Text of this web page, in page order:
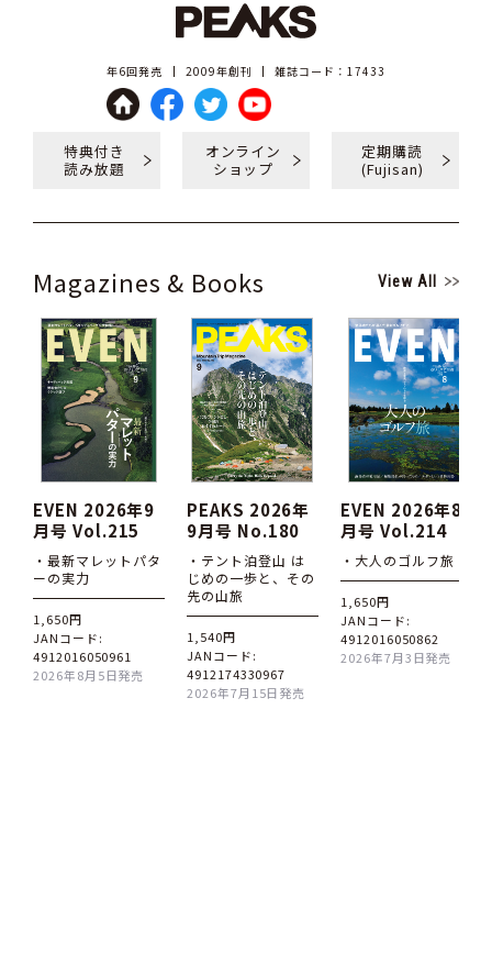
年6回発売 2009年創刊 雑誌コード：17433
特典付き
読み放題
オンライン
ショップ
定期購読
(Fujisan)
Magazines & Books View All
EVEN 2026年9
月号 Vol.215
・最新マレットパタ
ーの実力
1,650円
JANコード:
4912016050961
2026年8月5日発売
PEAKS 2026年
9月号 No.180
・テント泊登山 は
じめの一歩と、その
先の山旅
1,540円
JANコード:
4912174330967
2026年7月15日発売
EVEN 2026年8
月号 Vol.214
・大人のゴルフ旅
1,650円
JANコード:
4912016050862
2026年7月3日発売